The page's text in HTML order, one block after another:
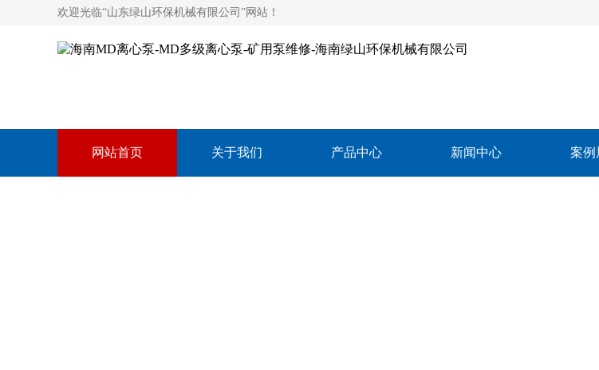
欢迎光临“山东绿山环保机械有限公司”网站！
网站首页 关于我们 产品中心 新闻中心 案例